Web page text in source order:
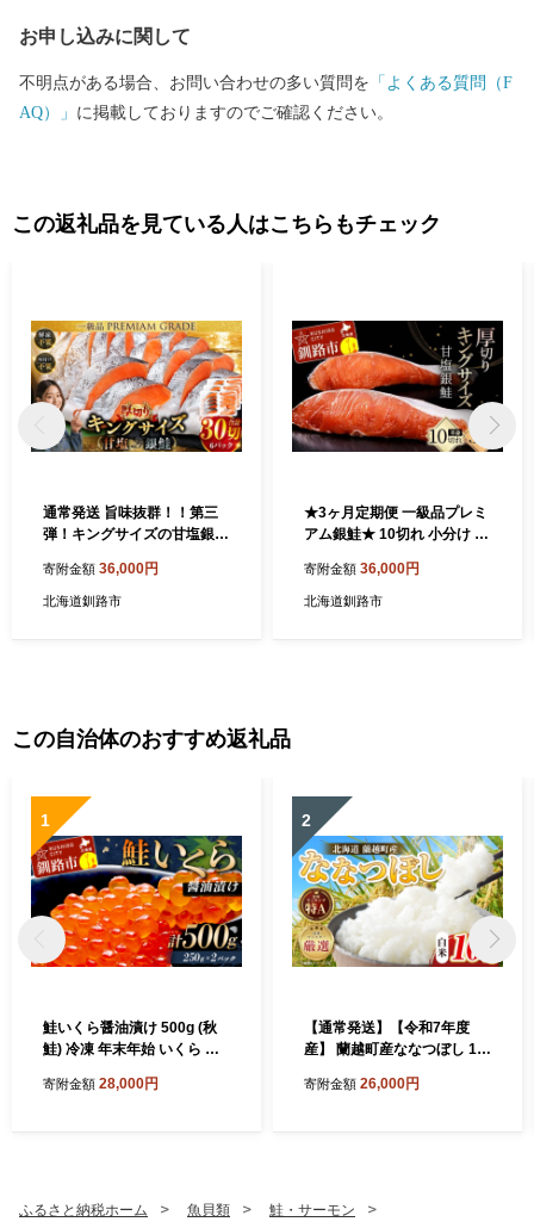
滞在にも適した地域と言えます。 ＜ワンストップ申請書送付先＞
お申し込みに関して
不明点がある場合、お問い合わせの多い質問を 「よくある質問（F
AQ）」 に掲載しておりますのでご確認ください。
この返礼品を見ている人はこちらもチェック
通常発送 旨味抜群！！第三
弾！キングサイズの甘塩銀鮭
常発送 ふるさと納税 鮭 F4F-
8082
寄附金額 36,000円
北海道釧路市
★3ヶ月定期便 一級品プレミ
アム銀鮭★ 10切れ 小分け 旨
の甘塩銀鮭 半身 厚切 切り身
ふるさと納税 鮭 銀鮭 しゃけ
寄附金額 36,000円
北海道釧路市
この自治体のおすすめ返礼品
1
鮭いくら醤油漬け 500g (秋
鮭) 冷凍 年末年始 いくら 鮭
海道 釧路市 F5F-0118
寄附金額 28,000円
2
【通常発送】【令和7年度
産】 蘭越町産ななつぼし 10
め お米 決済から7日前後で発
寄附金額 26,000円
ふるさと納税ホーム 魚貝類
鮭・サーモン